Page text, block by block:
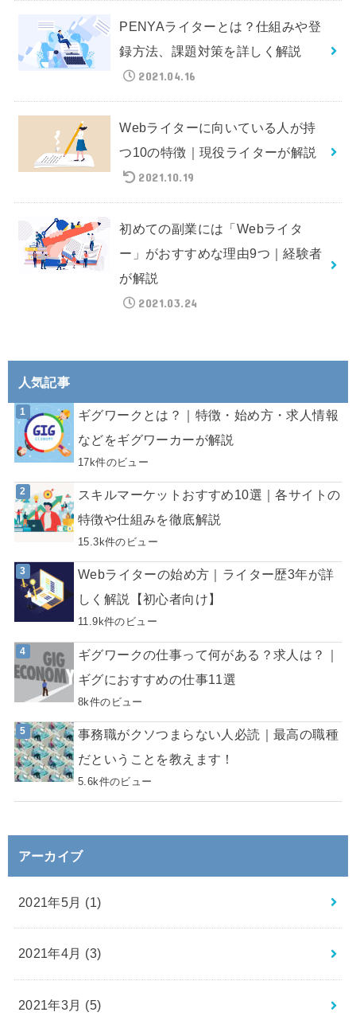
PENYAライターとは？仕組みや登
録方法、課題対策を詳しく解説
2021.04.16
Webライターに向いている人が持
つ10の特徴｜現役ライターが解説
2021.10.19
初めての副業には「Webライタ
ー」がおすすめな理由9つ｜経験者
が解説
2021.03.24
人気記事
ギグワークとは？｜特徴・始め方・求人情報
などをギグワーカーが解説
17k件のビュー
スキルマーケットおすすめ10選｜各サイトの
特徴や仕組みを徹底解説
15.3k件のビュー
Webライターの始め方｜ライター歴3年が詳
しく解説【初心者向け】
11.9k件のビュー
ギグワークの仕事って何がある？求人は？｜
ギグにおすすめの仕事11選
8k件のビュー
事務職がクソつまらない人必読｜最高の職種
だということを教えます！
5.6k件のビュー
アーカイブ
2021年5月 (1)
2021年4月 (3)
2021年3月 (5)